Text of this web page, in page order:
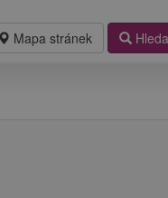
Mapa stránek